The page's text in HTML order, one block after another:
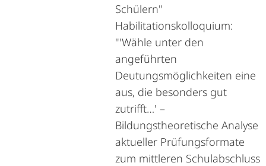
Schülern"
Habilitationskolloquium:
"'Wähle unter den
angeführten
Deutungsmöglichkeiten eine
aus, die besonders gut
zutrifft…' –
Bildungstheoretische Analyse
aktueller Prüfungsformate
zum mittleren Schulabschluss